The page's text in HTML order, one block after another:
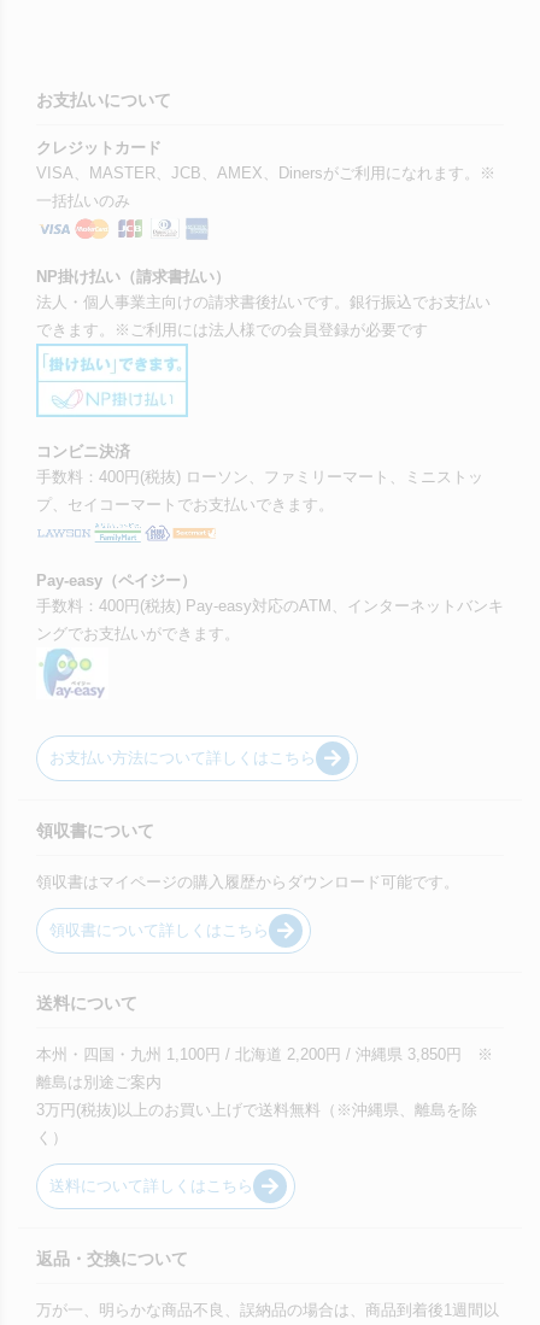
お支払いについて
クレジットカード
VISA、MASTER、JCB、AMEX、Dinersがご利用になれます。※
一括払いのみ
NP掛け払い（請求書払い）
法人・個人事業主向けの請求書後払いです。銀行振込でお支払い
できます。※ご利用には法人様での会員登録が必要です
コンビニ決済
手数料：400円(税抜) ローソン、ファミリーマート、ミニストッ
プ、セイコーマートでお支払いできます。
Pay-easy（ペイジー）
手数料：400円(税抜) Pay-easy対応のATM、インターネットバンキ
ングでお支払いができます。
お支払い方法について詳しくはこちら
領収書について
領収書はマイページの購入履歴からダウンロード可能です。
領収書について詳しくはこちら
送料について
本州・四国・九州 1,100円 / 北海道 2,200円 / 沖縄県 3,850円 ※
離島は別途ご案内
3万円(税抜)以上のお買い上げで送料無料（※沖縄県、離島を除
く）
送料について詳しくはこちら
返品・交換について
万が一、明らかな商品不良、誤納品の場合は、商品到着後1週間以